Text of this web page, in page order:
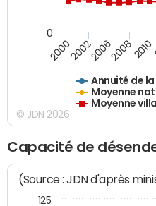
Annuité de
Moyenne
Moyenne
20002002200620082010
0
© JDN 2026
Capacité de
(Source : JDN d'après
125